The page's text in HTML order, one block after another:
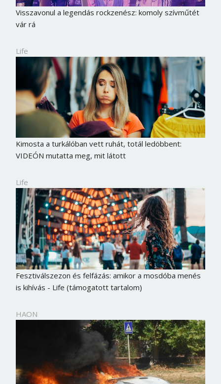
Visszavonul a legendás rockzenész: komoly szívműtét
vár rá
Life
Kimosta a turkálóban vett ruhát, totál ledöbbent:
VIDEÓN mutatta meg, mit látott
Life
Fesztiválszezon és felfázás: amikor a mosdóba menés
is kihívás - Life (támogatott tartalom)
HAON
Jelszó